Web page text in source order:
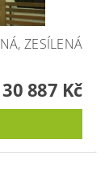
ZESÍLENÁ
30 887 Kč